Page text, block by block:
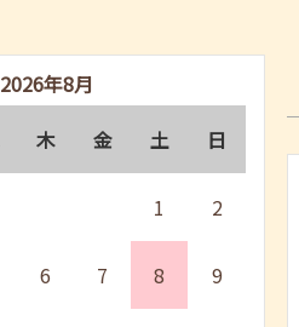
2026年8月
木 金 土 日
1 2
6 7 8 9